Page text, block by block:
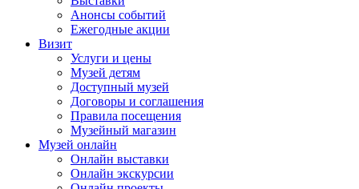
Анонсы событий
Ежегодные акции
Визит
Услуги и цены
Музей детям
Доступный музей
Договоры и соглашения
Правила посещения
Музейный магазин
Музей онлайн
Онлайн выставки
Онлайн экскурсии